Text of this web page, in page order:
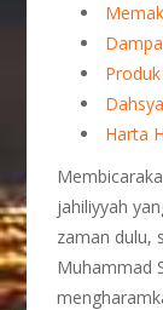
Harta
jahiliyyah
zaman dulu,
Muhammad